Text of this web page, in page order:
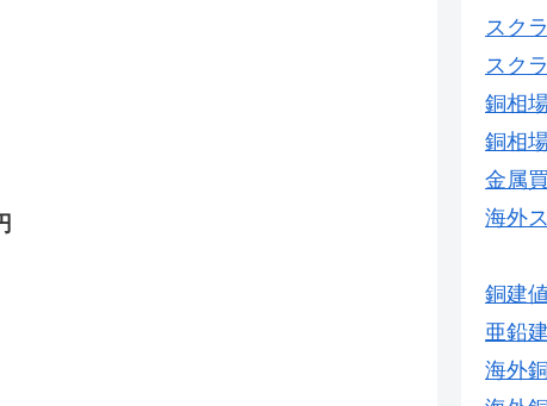
スク
スク
銅相
銅相
金属
海外
銅建
亜鉛
海外